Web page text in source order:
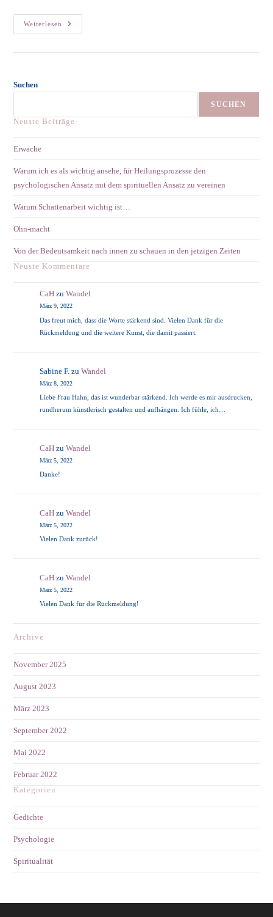
Weiterlesen
Warum
Ich
Den
Mit
Dem
Suchen
SUCHEN
Neuste Beiträge
Erwache
Warum ich es als wichtig ansehe, für Heilungsprozesse den
psychologischen Ansatz mit dem spirituellen Ansatz zu vereinen
Warum Schattenarbeit wichtig ist…
Ohn-macht
Von der Bedeutsamkeit nach innen zu schauen in den jetzigen Zeiten
Neuste Kommentare
CaHzu Wandel
März 9, 2022
Das freut mich, dass die Worte stärkend sind. Vielen Dank für die
Rückmeldung und die weitere Kunst, die damit passiert.
Sabine F. zu Wandel
März 8, 2022
Liebe Frau Hahn, das ist wunderbar stärkend. Ich werde es mir ausdrucken,
rundherum künstlerisch gestalten und aufhängen. Ich fühle, ich…
CaHzu Wandel
März 5, 2022
Danke!
CaHzu Wandel
März 5, 2022
Vielen Dank zurück!
CaHzu Wandel
März 5, 2022
Vielen Dank für die Rückmeldung!
Archive
November 2025
August 2023
März 2023
September 2022
Mai 2022
Februar 2022
Kategorien
Gedichte
Psychologie
Spiritualität